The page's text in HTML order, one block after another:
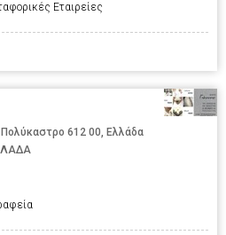
Εταιρείες
612 00, Ελλάδα